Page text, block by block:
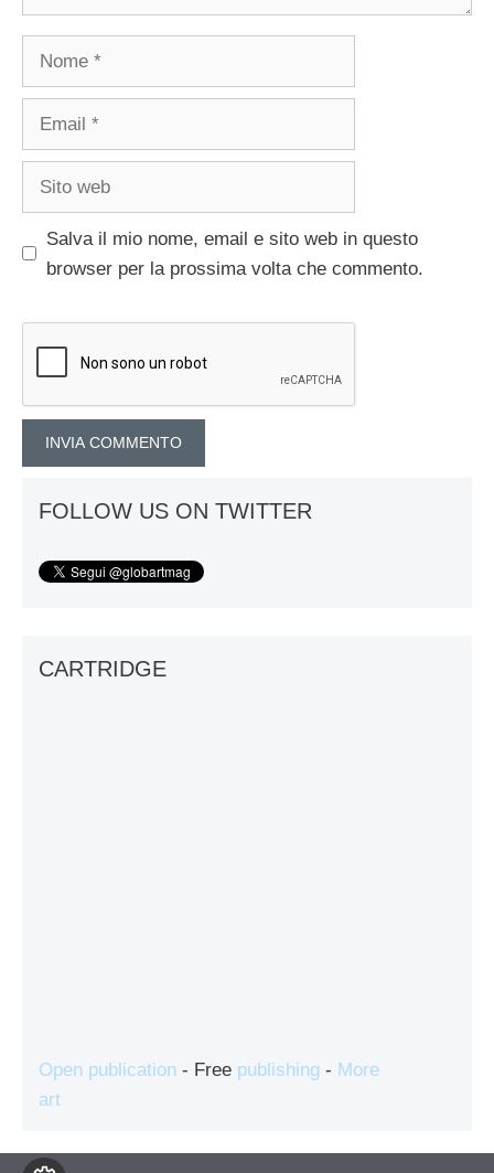
Salva il mio nome, email e sito web in questo
browser per la prossima volta che commento.
FOLLOW US ON TWITTER
CARTRIDGE
Open publication - Free publishing - More
art